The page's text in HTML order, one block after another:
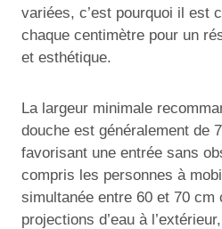
variées, c’est pourquoi il est
chaque centimètre pour un
et esthétique.
La largeur minimale
douche est généralement de
favorisant une entrée sans
compris les personnes à
simultanée entre 60 et 70 cm
projections d’eau à